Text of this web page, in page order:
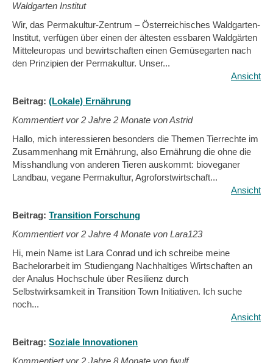
Waldgarten Institut
Wir, das Permakultur-Zentrum – Österreichisches Waldgarten-
Institut, verfügen über einen der ältesten essbaren Waldgärten
Mitteleuropas und bewirtschaften einen Gemüsegarten nach
den Prinzipien der Permakultur. Unser...
Ansicht
Beitrag: (Lokale) Ernährung
Kommentiert vor2 Jahre 2 Monate von Astrid
Hallo, mich interessieren besonders die Themen Tierrechte im
Zusammenhang mit Ernährung, also Ernährung die ohne die
Misshandlung von anderen Tieren auskommt: bioveganer
Landbau, vegane Permakultur, Agroforstwirtschaft...
Ansicht
Beitrag: Transition Forschung
Kommentiert vor2 Jahre 4 Monate von Lara123
Hi, mein Name ist Lara Conrad und ich schreibe meine
Bachelorarbeit im Studiengang Nachhaltiges Wirtschaften an
der Analus Hochschule über Resilienz durch
Selbstwirksamkeit in Transition Town Initiativen. Ich suche
noch...
Ansicht
Beitrag: Soziale Innovationen
Kommentiert vor2 Jahre 8 Monate von fwulf